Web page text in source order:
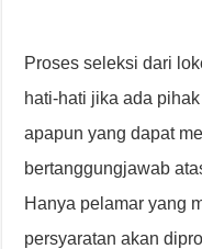
Proses seleksi dari
hati-hati jika ada
apapun yang dapat
bertanggungjawab
Hanya pelamar yang
persyaratan akan